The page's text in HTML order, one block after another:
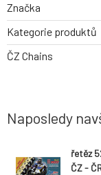
Značka
Kategorie produktů
ČZ Chains
Naposledy
řetěz
ČZ -